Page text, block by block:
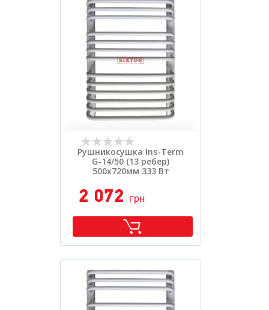
Рушникосушка Ins-Term
G-14/50 (13 ребер)
500х720мм 333 Вт
2 072 грн